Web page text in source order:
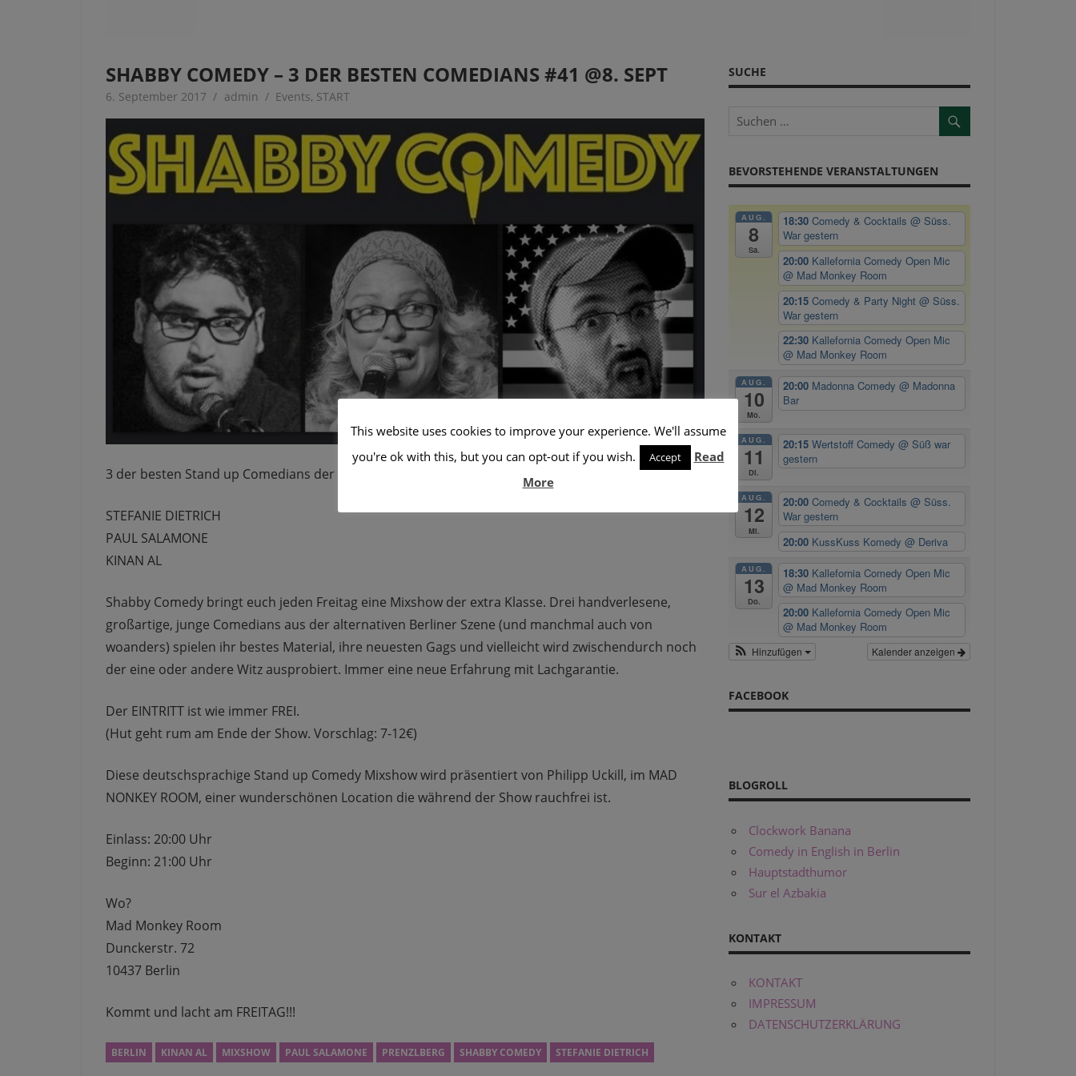
SHABBY COMEDY – 3 DER BESTEN COMEDIANS #41 @8. SEPT
6. September 2017 admin Events, START
3 der besten Stand up Comedians der Berliner Szene spielen lange Auftritte!
STEFANIE DIETRICH
PAUL SALAMONE
KINAN AL
Shabby Comedy bringt euch jeden Freitag eine Mixshow der extra Klasse. Drei handverlesene,
großartige, junge Comedians aus der alternativen Berliner Szene (und manchmal auch von
woanders) spielen ihr bestes Material, ihre neuesten Gags und vielleicht wird zwischendurch noch
der eine oder andere Witz ausprobiert. Immer eine neue Erfahrung mit Lachgarantie.
Der EINTRITT ist wie immer FREI.
(Hut geht rum am Ende der Show. Vorschlag: 7-12€)
Diese deutschsprachige Stand up Comedy Mixshow wird präsentiert von Philipp Uckill, im MAD
NONKEY ROOM, einer wunderschönen Location die während der Show rauchfrei ist.
Einlass: 20:00 Uhr
Beginn: 21:00 Uhr
Wo?
Mad Monkey Room
Dunckerstr. 72
10437 Berlin
Kommt und lacht am FREITAG!!!
BERLIN KINAN AL MIXSHOW PAUL SALAMONE PRENZLBERG SHABBY COMEDY STEFANIE DIETRICH
SUCHE
BEVORSTEHENDE VERANSTALTUNGEN
AUG.
8
Sa.
18:30Comedy & Cocktails@ Süss.
War gestern
20:00 Kallefornia Comedy Open Mic
@ Mad Monkey Room
20:15Comedy & Party Night@ Süss.
War gestern
22:30 Kallefornia Comedy Open Mic
@ Mad Monkey Room
AUG.
10
Mo.
20:00 Madonna Comedy@ Madonna
Bar
AUG.
11
Di.
20:15Wertstoff Comedy@ Süß war
gestern
AUG.
12
Mi.
20:00Comedy & Cocktails@ Süss.
War gestern
20:00 KussKuss Komedy@ Deriva
AUG.
13
Do.
18:30 Kallefornia Comedy Open Mic
@ Mad Monkey Room
20:00 Kallefornia Comedy Open Mic
@ Mad Monkey Room
Kalender anzeigen
Hinzufügen
FACEBOOK
BLOGROLL
Clockwork Banana
Comedy in English in Berlin
Hauptstadthumor
Sur el Azbakia
KONTAKT
KONTAKT
IMPRESSUM
DATENSCHUTZERKLÄRUNG
This website uses cookies to improve your experience. We'll assume
you're ok with this, but you can opt-out if you wish.
Accept
Read
More